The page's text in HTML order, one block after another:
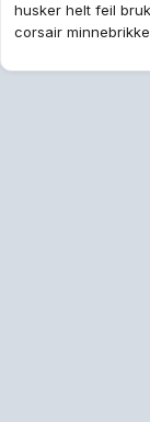
husker helt feil
corsair